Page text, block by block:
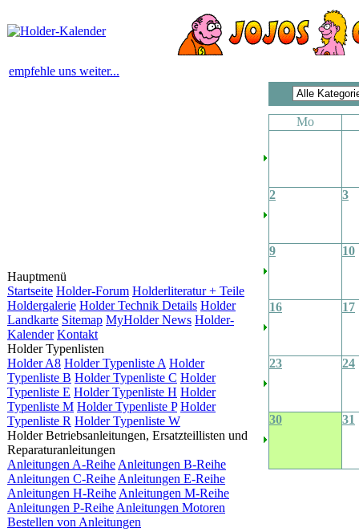
empfehle uns weiter...
Hauptmenü
Startseite Holder-Forum Holderliteratur + Teile
Holdergalerie Holder Technik Details Holder
Landkarte Sitemap MyHolder News Holder-
Kalender Kontakt
Holder Typenlisten
Holder A8 Holder Typenliste A Holder
Typenliste B Holder Typenliste C Holder
Typenliste E Holder Typenliste H Holder
Typenliste M Holder Typenliste P Holder
Typenliste R Holder Typenliste W
Holder Betriebsanleitungen, Ersatzteillisten und
Reparaturanleitungen
Anleitungen A-Reihe Anleitungen B-Reihe
Anleitungen C-Reihe Anleitungen E-Reihe
Anleitungen H-Reihe Anleitungen M-Reihe
Anleitungen P-Reihe Anleitungen Motoren
Bestellen von Anleitungen
Mo
2 3
9 10
16 17
23 24
30 31